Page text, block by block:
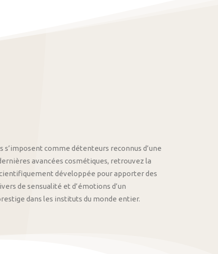
s’imposent comme détenteurs reconnus d’une
avancées cosmétiques, retrouvez la
développée pour apporter des
de sensualité et d’émotions d’un
dans les instituts du monde entier.